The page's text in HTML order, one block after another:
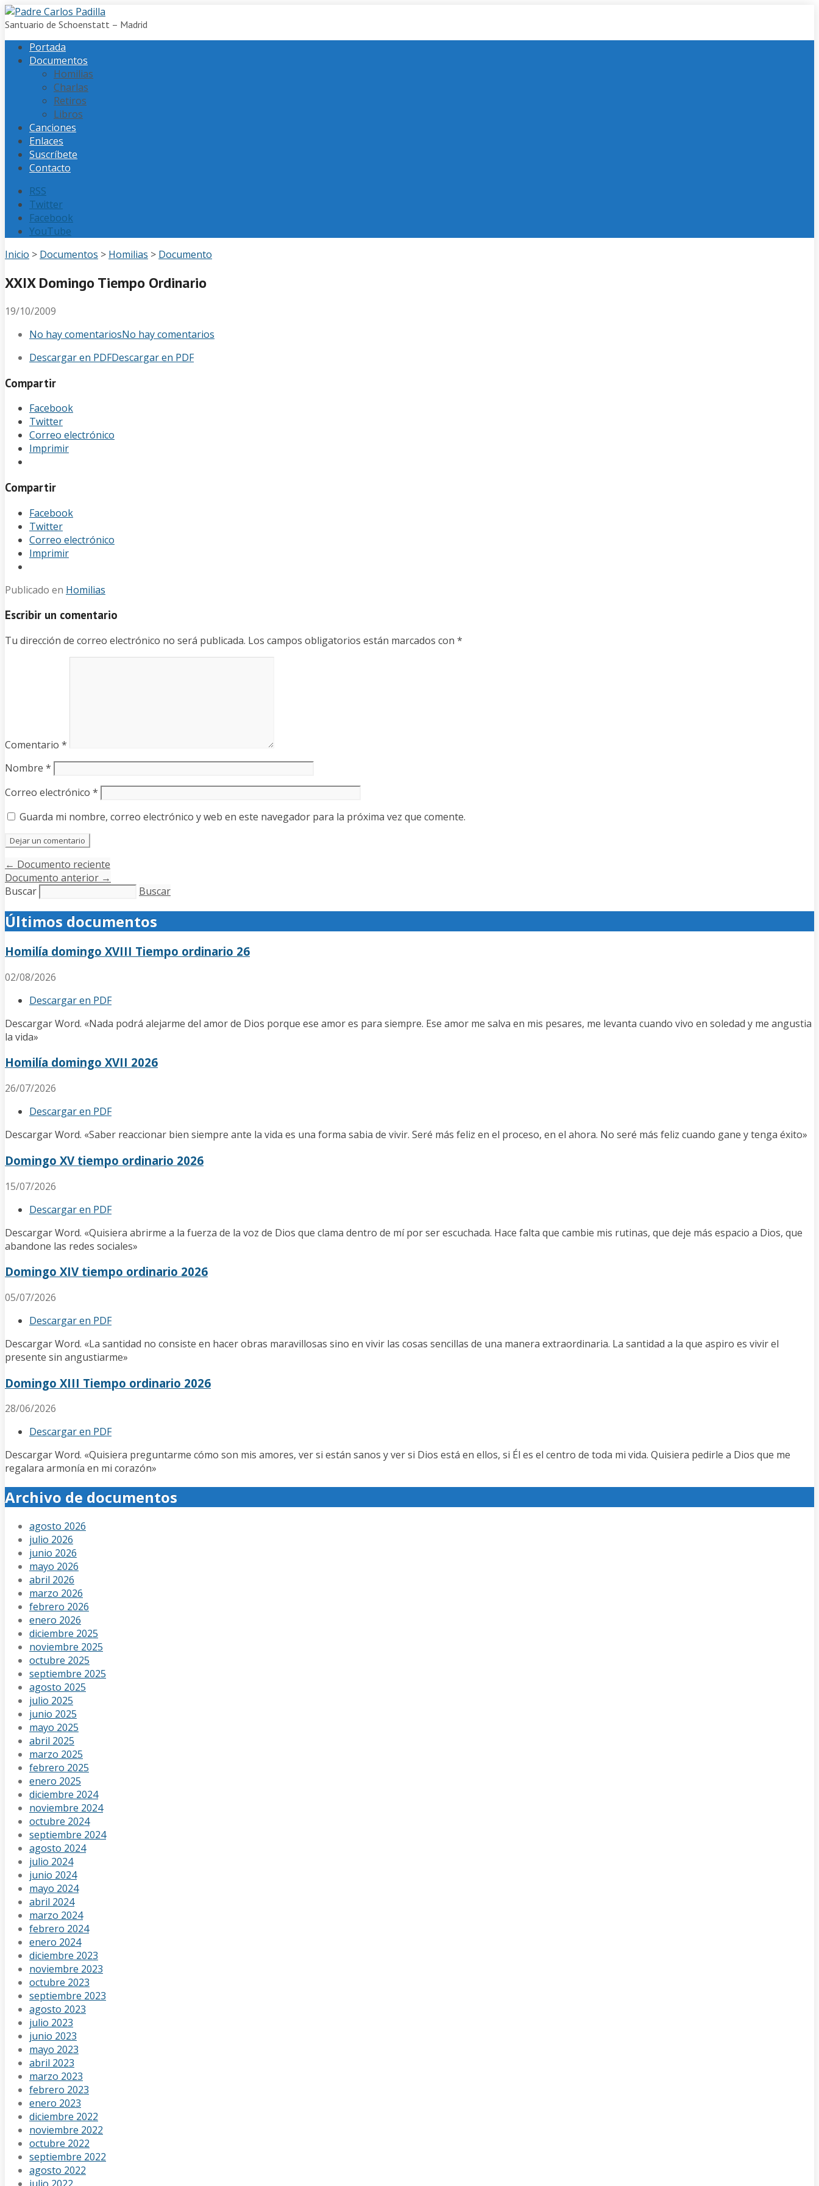
Santuario de Schoenstatt – Madrid
Portada
Documentos
Homilias
Charlas
Retiros
Libros
Canciones
Enlaces
Suscríbete
Contacto
RSS
Twitter
Facebook
YouTube
Inicio > Documentos > Homilias > Documento
XXIX Domingo Tiempo Ordinario
19/10/2009
No hay comentariosNo hay comentarios
Descargar en PDFDescargar en PDF
Compartir
Facebook
Twitter
Correo electrónico
Imprimir
Compartir
Facebook
Twitter
Correo electrónico
Imprimir
Publicado en Homilias
Escribir un comentario
Tu dirección de correo electrónico no será publicada. Los campos obligatorios están marcados con *
Comentario *
Nombre *
Correo electrónico *
Guarda mi nombre, correo electrónico y web en este navegador para la próxima vez que comente.
← Documento reciente
Documento anterior →
Buscar
Buscar
Últimos documentos
Homilía domingo XVIII Tiempo ordinario 26
02/08/2026
Descargar en PDF
Descargar Word. «Nada podrá alejarme del amor de Dios porque ese amor es para siempre. Ese amor me salva en mis pesares, me levanta cuando vivo en soledad y me angustia
la vida»
Homilía domingo XVII 2026
26/07/2026
Descargar en PDF
Descargar Word. «Saber reaccionar bien siempre ante la vida es una forma sabia de vivir. Seré más feliz en el proceso, en el ahora. No seré más feliz cuando gane y tenga éxito»
Domingo XV tiempo ordinario 2026
15/07/2026
Descargar en PDF
Descargar Word. «Quisiera abrirme a la fuerza de la voz de Dios que clama dentro de mí por ser escuchada. Hace falta que cambie mis rutinas, que deje más espacio a Dios, que
abandone las redes sociales»
Domingo XIV tiempo ordinario 2026
05/07/2026
Descargar en PDF
Descargar Word. «La santidad no consiste en hacer obras maravillosas sino en vivir las cosas sencillas de una manera extraordinaria. La santidad a la que aspiro es vivir el
presente sin angustiarme»
Domingo XIII Tiempo ordinario 2026
28/06/2026
Descargar en PDF
Descargar Word. «Quisiera preguntarme cómo son mis amores, ver si están sanos y ver si Dios está en ellos, si Él es el centro de toda mi vida. Quisiera pedirle a Dios que me
regalara armonía en mi corazón»
Archivo de documentos
agosto 2026
julio 2026
junio 2026
mayo 2026
abril 2026
marzo 2026
febrero 2026
enero 2026
diciembre 2025
noviembre 2025
octubre 2025
septiembre 2025
agosto 2025
julio 2025
junio 2025
mayo 2025
abril 2025
marzo 2025
febrero 2025
enero 2025
diciembre 2024
noviembre 2024
octubre 2024
septiembre 2024
agosto 2024
julio 2024
junio 2024
mayo 2024
abril 2024
marzo 2024
febrero 2024
enero 2024
diciembre 2023
noviembre 2023
octubre 2023
septiembre 2023
agosto 2023
julio 2023
junio 2023
mayo 2023
abril 2023
marzo 2023
febrero 2023
enero 2023
diciembre 2022
noviembre 2022
octubre 2022
septiembre 2022
agosto 2022